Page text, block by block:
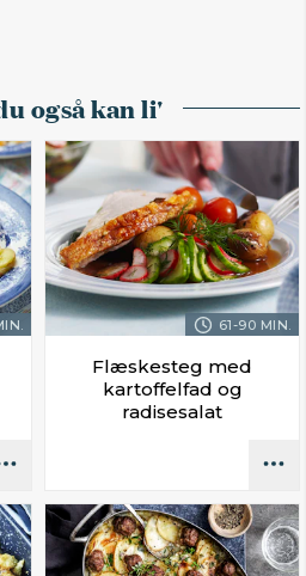
også kan li'
61-90 MIN.
Flæskesteg med
kartoffelfad og
radisesalat